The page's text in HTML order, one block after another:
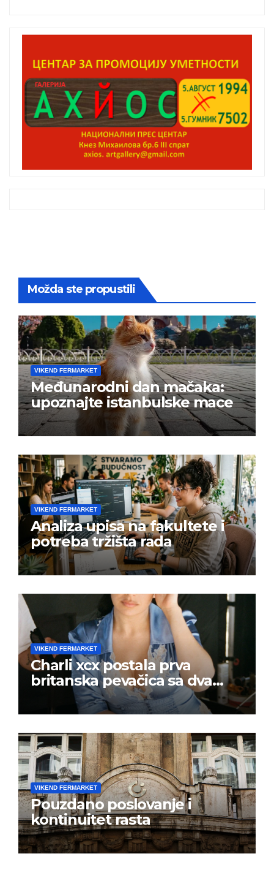
Možda ste propustili
VIKEND FERMARKET
Međunarodni dan mačaka:
upoznajte istanbulske mace
VIKEND FERMARKET
Analiza upisa na fakultete i
potreba tržišta rada
VIKEND FERMARKET
Charli xcx postala prva
britanska pevačica sa dva
albuma na prvom mestu u
istoj kalendarskoj godini
VIKEND FERMARKET
Pouzdano poslovanje i
kontinuitet rasta